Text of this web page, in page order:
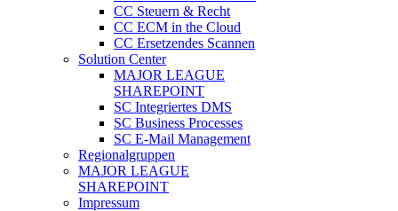
CC Steuern & Recht
CC ECM in the Cloud
CC Ersetzendes Scannen
Solution Center
MAJOR LEAGUE
SHAREPOINT
SC Integriertes DMS
SC Business Processes
SC E-Mail Management
Regionalgruppen
MAJOR LEAGUE
SHAREPOINT
Impressum